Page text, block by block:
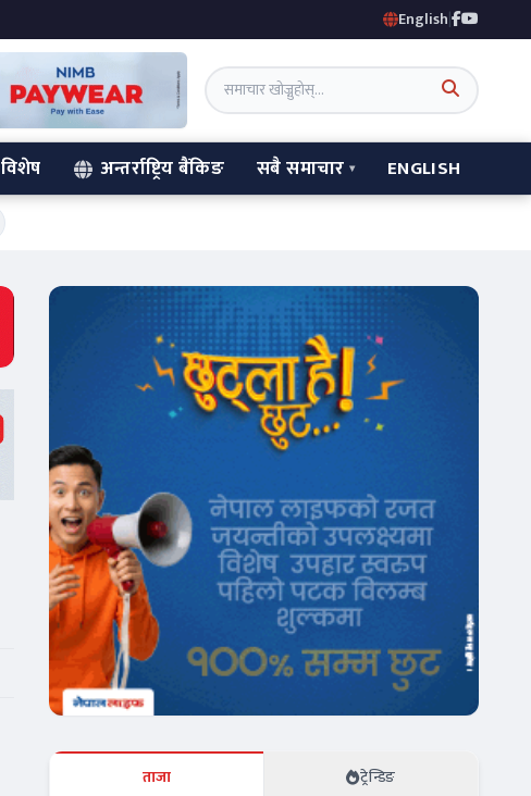
English|
विशेष अन्तर्राष्ट्रिय बैंकिङ सबै समाचार ENGLISH
ताजा ट्रेन्डिङ